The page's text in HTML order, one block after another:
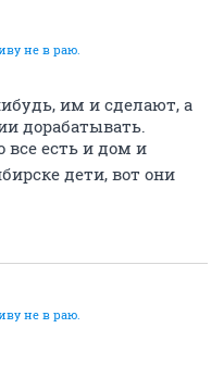
не в раю.
им и сделают, а
дорабатывать.
все есть и дом и
дети, вот они
не в раю.